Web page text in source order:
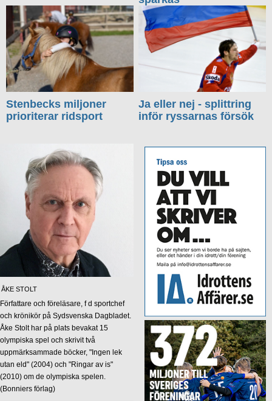
Stenbecks miljoner
prioriterar ridsport
Ja eller nej - splittring
inför ryssarnas försök
ÅKE STOLT
Författare och föreläsare, f d sportchef
och krönikör på Sydsvenska Dagbladet.
Åke Stolt har på plats bevakat 15
olympiska spel och skrivit två
uppmärksammade böcker, "Ingen lek
utan eld" (2004) och "Ringar av is"
(2010) om de olympiska spelen.
(Bonniers förlag)